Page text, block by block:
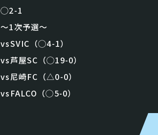
◯2-1
〜1次予選〜
vsSVIC（◯4-1）
vs芦屋SC（◯19-0）
vs尼崎FC（△0-0）
vsFALCO（◯5-0）